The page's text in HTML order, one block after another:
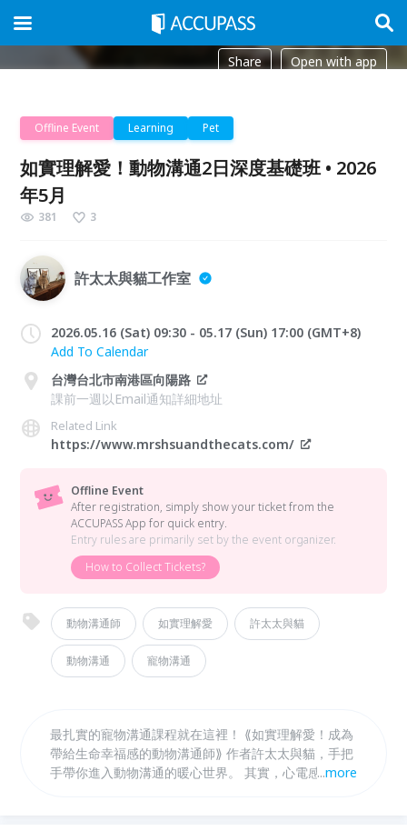
Share Open with app
Offline Event Learning Pet
如實理解愛！動物溝通2日深度基礎班 • 2026
年5月
381 3
許太太與貓工作室
2026.05.16 (Sat) 09:30 - 05.17 (Sun) 17:00 (GMT+8)
Add To Calendar
台灣台北市南港區向陽路
課前一週以Email通知詳細地址
Related Link
https://www.mrshsuandthecats.com/
Offline Event
After registration, simply show your ticket from the
ACCUPASS App for quick entry.
Entry rules are primarily set by the event organizer.
How to Collect Tickets?
動物溝通師 如實理解愛 許太太與貓
動物溝通 寵物溝通
最扎實的寵物溝通課程就在這裡！ ⟪如實理解愛！成為
帶給生命幸福感的動物溝通師⟫ 作者許太太與貓，手把
手帶你進入動物溝通的暖心世界。 其實，心電感應和
...more